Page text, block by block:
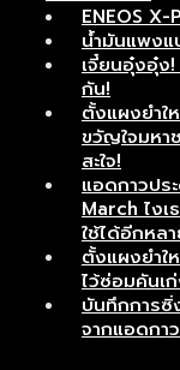
ENEOS
น้ำมันแพง
เจี๋ยนอุ๋งอุ๋ง
กัน!
ตั้งแผงยำใ
ขวัญใจมห
สะใจ!
แอดกาวปร
March ไง
ใช้ได้อีกหล
ตั้งแผงยำใ
ไว้ซ่อมคันเ
บันทึกการซิ่
จากแอดกา